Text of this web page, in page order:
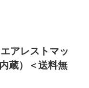
アレストマッ
蔵）＜送料無